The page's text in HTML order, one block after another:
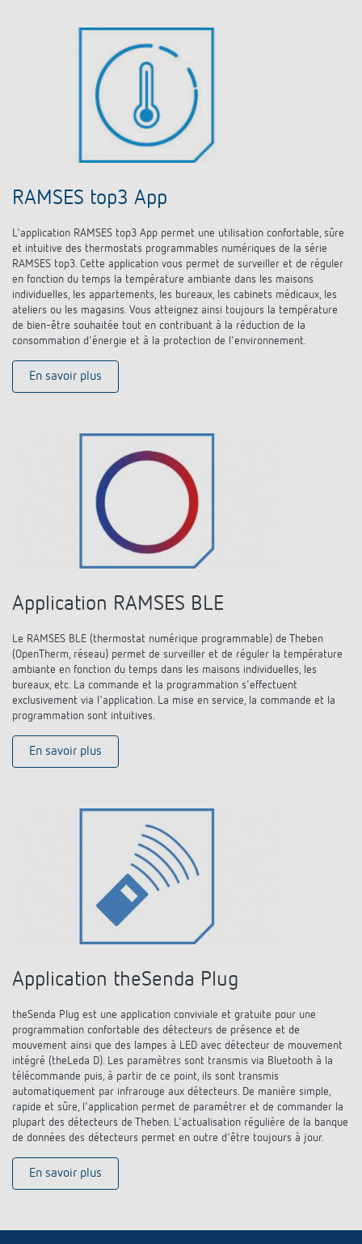
RAMSES top3 App
L'application RAMSES top3 App permet une utilisation confortable, sûre
et intuitive des thermostats programmables numériques de la série
RAMSES top3. Cette application vous permet de surveiller et de réguler
en fonction du temps la température ambiante dans les maisons
individuelles, les appartements, les bureaux, les cabinets médicaux, les
ateliers ou les magasins. Vous atteignez ainsi toujours la température
de bien-être souhaitée tout en contribuant à la réduction de la
consommation d'énergie et à la protection de l'environnement.
En savoir plus
Application RAMSES BLE
Le RAMSES BLE (thermostat numérique programmable) de Theben
(OpenTherm, réseau) permet de surveiller et de réguler la température
ambiante en fonction du temps dans les maisons individuelles, les
bureaux, etc. La commande et la programmation s'effectuent
exclusivement via l'application. La mise en service, la commande et la
programmation sont intuitives.
En savoir plus
Application theSenda Plug
theSenda Plug est une application conviviale et gratuite pour une
programmation confortable des détecteurs de présence et de
mouvement ainsi que des lampes à LED avec détecteur de mouvement
intégré (theLeda D). Les paramètres sont transmis via Bluetooth à la
télécommande puis, à partir de ce point, ils sont transmis
automatiquement par infrarouge aux détecteurs. De manière simple,
rapide et sûre, l'application permet de paramétrer et de commander la
plupart des détecteurs de Theben. L'actualisation régulière de la banque
de données des détecteurs permet en outre d'être toujours à jour.
En savoir plus